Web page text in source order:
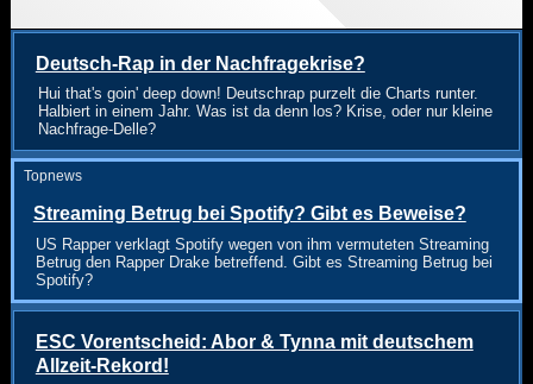
Deutsch-Rap in der Nachfragekrise?
Hui that's goin' deep down! Deutschrap purzelt die Charts runter.
Halbiert in einem Jahr. Was ist da denn los? Krise, oder nur kleine
Nachfrage-Delle?
Topnews
Streaming Betrug bei Spotify? Gibt es Beweise?
US Rapper verklagt Spotify wegen von ihm vermuteten Streaming
Betrug den Rapper Drake betreffend. Gibt es Streaming Betrug bei
Spotify?
ESC Vorentscheid: Abor & Tynna mit deutschem
Allzeit-Rekord!